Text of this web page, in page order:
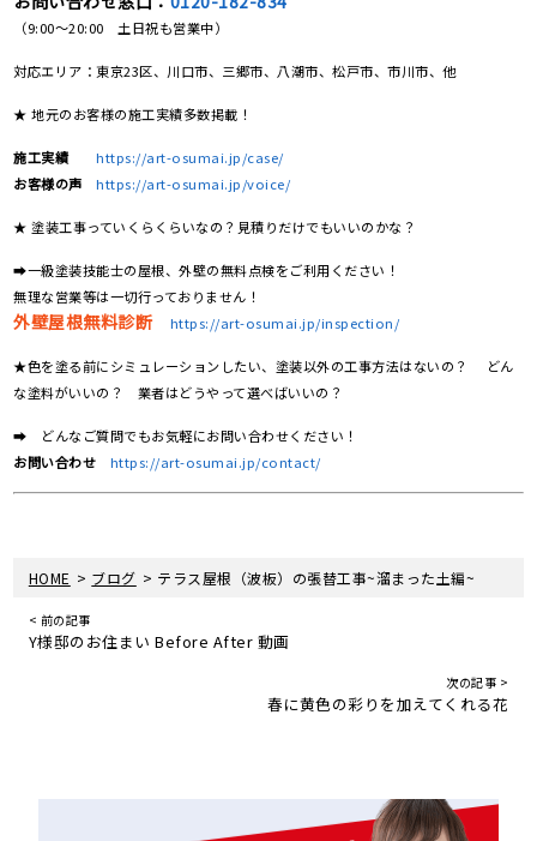
（9:00～20:00 土日祝も営業中）
対応エリア：東京23区、川口市、三郷市、八潮市、松戸市、市川市、他
★ 地元のお客様の施工実績多数掲載！
施工実績
https://art-osumai.jp/case/
お客様の声
https://art-osumai.jp/voice/
★ 塗装工事っていくらくらいなの？見積りだけでもいいのかな？
➡一級塗装技能士の屋根、外壁の無料点検をご利用ください！
無理な営業等は一切行っておりません！
外壁屋根無料診断 https://art-osumai.jp/inspection/
★色を塗る前にシミュレーションしたい、塗装以外の工事方法はないの？ どん
な塗料がいいの？ 業者はどうやって選べばいいの？
➡ どんなご質問でもお気軽にお問い合わせください！
お問い合わせ
https://art-osumai.jp/contact/
HOME > ブログ > テラス屋根（波板）の張替工事~溜まった土編~
< 前の記事
Y様邸のお住まい Before After 動画
次の記事 >
春に黄色の彩りを加えてくれる花